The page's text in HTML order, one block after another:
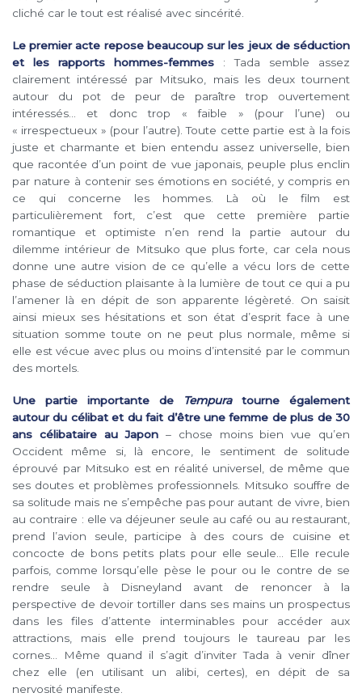
cliché car le tout est réalisé avec sincérité.
Le premier acte repose beaucoup sur les jeux de séduction
et les rapports hommes-femmes : Tada semble assez
clairement intéressé par Mitsuko, mais les deux tournent
autour du pot de peur de paraître trop ouvertement
intéressés… et donc trop « faible » (pour l’une) ou
« irrespectueux » (pour l’autre). Toute cette partie est à la fois
juste et charmante et bien entendu assez universelle, bien
que racontée d’un point de vue japonais, peuple plus enclin
par nature à contenir ses émotions en société, y compris en
ce qui concerne les hommes. Là où le film est
particulièrement fort, c’est que cette première partie
romantique et optimiste n’en rend la partie autour du
dilemme intérieur de Mitsuko que plus forte, car cela nous
donne une autre vision de ce qu’elle a vécu lors de cette
phase de séduction plaisante à la lumière de tout ce qui a pu
l’amener là en dépit de son apparente légèreté. On saisit
ainsi mieux ses hésitations et son état d’esprit face à une
situation somme toute on ne peut plus normale, même si
elle est vécue avec plus ou moins d’intensité par le commun
des mortels.
Une partie importante de Tempuratourne également
autour du célibat et du fait d’être une femme de plus de 30
ans célibataire au Japon – chose moins bien vue qu’en
Occident même si, là encore, le sentiment de solitude
éprouvé par Mitsuko est en réalité universel, de même que
ses doutes et problèmes professionnels. Mitsuko souffre de
sa solitude mais ne s’empêche pas pour autant de vivre, bien
au contraire : elle va déjeuner seule au café ou au restaurant,
prend l’avion seule, participe à des cours de cuisine et
concocte de bons petits plats pour elle seule… Elle recule
parfois, comme lorsqu’elle pèse le pour ou le contre de se
rendre seule à Disneyland avant de renoncer à la
perspective de devoir tortiller dans ses mains un prospectus
dans les files d’attente interminables pour accéder aux
attractions, mais elle prend toujours le taureau par les
cornes… Même quand il s’agit d’inviter Tada à venir dîner
chez elle (en utilisant un alibi, certes), en dépit de sa
nervosité manifeste.